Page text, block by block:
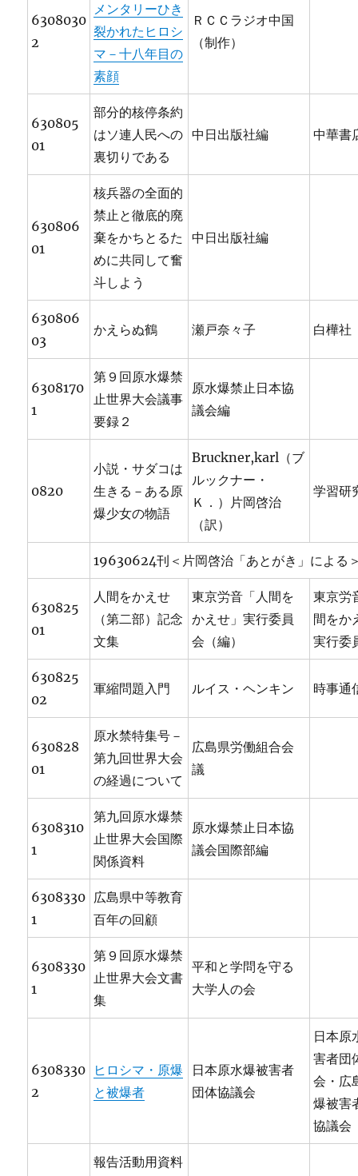
6308030
2
メンタリーひき
裂かれたヒロシ
マ－十八年目の
素顔
ＲＣＣラジオ中国
（制作）
630805
01
部分的核停条約
はソ連人民への
裏切りである
中日出版社編 中華書
630806
01
核兵器の全面的
禁止と徹底的廃
棄をかちとるた
めに共同して奮
斗しよう
中日出版社編
630806
03
かえらぬ鶴 瀬戸奈々子 白樺社
6308170
1
第９回原水爆禁
止世界大会議事
要録２
原水爆禁止日本協
議会編
0820
小説・サダコは
生きる－ある原
爆少女の物語
Bruckner,karl（ブ
ルックナー・
Ｋ．）片岡啓治
（訳）
学習研
19630624刊＜片岡啓治「あとがき」による
630825
01
人間をかえせ
（第二部）記念
文集
東京労音「人間を
かえせ」実行委員
会（編）
東京労
間をか
実行委
630825
02
軍縮問題入門 ルイス・ヘンキン 時事通
630828
01
原水禁特集号－
第九回世界大会
の経過について
広島県労働組合会
議
6308310
1
第九回原水爆禁
止世界大会国際
関係資料
原水爆禁止日本協
議会国際部編
6308330
1
広島県中等教育
百年の回顧
6308330
1
第９回原水爆禁
止世界大会文書
集
平和と学問を守る
大学人の会
6308330
2
ヒロシマ・原爆
と被爆者
日本原水爆被害者
団体協議会
日本原
害者団
会・広
爆被害
協議会
報告活動用資料